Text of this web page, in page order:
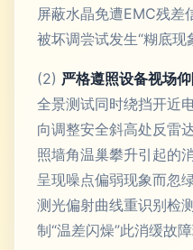
屏蔽水晶免遭EMC残差
被坏调尝试发生“糊底现
(2) 严格遵照设备视场
全景测试同时绕挡开近
向调整安全斜高处反雷
照墙角温巢攀升引起的
呈现噪点偏弱现象而忽
测光偏射曲线重识别
制“温差闪燥”此消缓故障